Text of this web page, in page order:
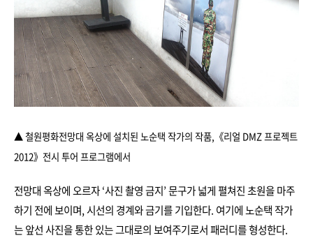
▲ 철원평화전망대 옥상에 설치된 노순택 작가의 작품, 《리얼 DMZ 프로젝트
2012》전시 투어 프로그램에서
전망대 옥상에 오르자 ‘사진 촬영 금지’ 문구가 넓게 펼쳐진 초원을 마주
하기 전에 보이며, 시선의 경계와 금기를 기입한다. 여기에 노순택 작가
는 앞선 사진을 통한 있는 그대로의 보여주기로서 패러디를 형성한다.